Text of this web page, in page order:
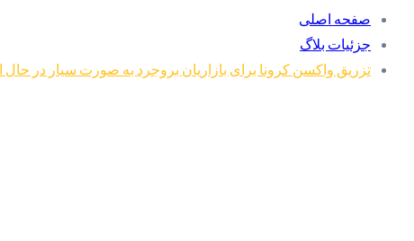
صفحه اصلی
جزئیات بلاگ
تزریق واکسن کرونا برای بازاریان بروجرد به صورت سیار در